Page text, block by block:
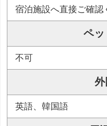
宿泊施設へ直接ご確認
ペ
不可
英語、韓国語